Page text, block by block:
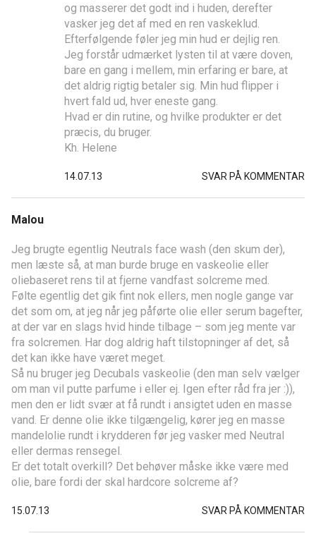
og masserer det godt ind i huden, derefter
vasker jeg det af med en ren vaskeklud.
Efterfølgende føler jeg min hud er dejlig ren.
Jeg forstår udmærket lysten til at være doven,
bare en gang i mellem, min erfaring er bare, at
det aldrig rigtig betaler sig. Min hud flipper i
hvert fald ud, hver eneste gang.
Hvad er din rutine, og hvilke produkter er det
præcis, du bruger.
Kh. Helene
14.07.13 SVAR PÅ KOMMENTAR
Malou
Jeg brugte egentlig Neutrals face wash (den skum der),
men læste så, at man burde bruge en vaskeolie eller
oliebaseret rens til at fjerne vandfast solcreme med.
Følte egentlig det gik fint nok ellers, men nogle gange var
det som om, at jeg når jeg påførte olie eller serum bagefter,
at der var en slags hvid hinde tilbage – som jeg mente var
fra solcremen. Har dog aldrig haft tilstopninger af det, så
det kan ikke have været meget.
Så nu bruger jeg Decubals vaskeolie (den man selv vælger
om man vil putte parfume i eller ej. Igen efter råd fra jer :)),
men den er lidt svær at få rundt i ansigtet uden en masse
vand. Er denne olie ikke tilgængelig, kører jeg en masse
mandelolie rundt i krydderen før jeg vasker med Neutral
eller dermas rensegel.
Er det totalt overkill? Det behøver måske ikke være med
olie, bare fordi der skal hardcore solcreme af?
15.07.13 SVAR PÅ KOMMENTAR